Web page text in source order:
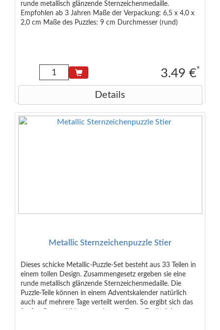
runde metallisch glänzende Sternzeichenmedaille.
Empfohlen ab 3 Jahren Maße der Verpackung: 6,5 x 4,0 x
2,0 cm Maße des Puzzles: 9 cm Durchmesser (rund)
3.49 €*
Details
Metallic Sternzeichenpuzzle Stier
Dieses schicke Metallic-Puzzle-Set besteht aus 33 Teilen in
einem tollen Design. Zusammengesetz ergeben sie eine
runde metallisch glänzende Sternzeichenmedaille. Die
Puzzle-Teile können in einem Adventskalender natürlich
auch auf mehrere Tage verteilt werden. So ergibt sich das